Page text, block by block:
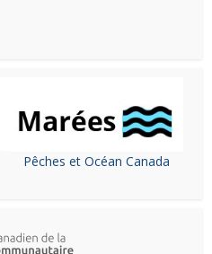
Pêches et Océan Canada